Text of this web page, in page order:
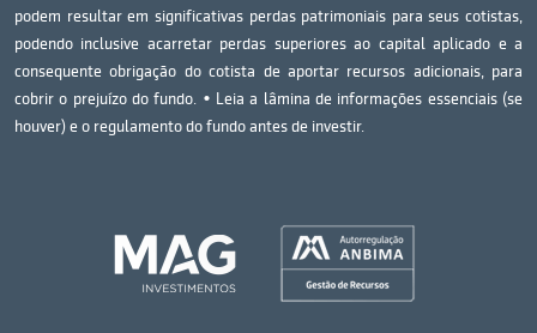
podem resultar em significativas perdas patrimoniais para seus cotistas,
podendo inclusive acarretar perdas superiores ao capital aplicado e a
consequente obrigação do cotista de aportar recursos adicionais, para
cobrir o prejuízo do fundo. • Leia a lâmina de informações essenciais (se
houver) e o regulamento do fundo antes de investir.